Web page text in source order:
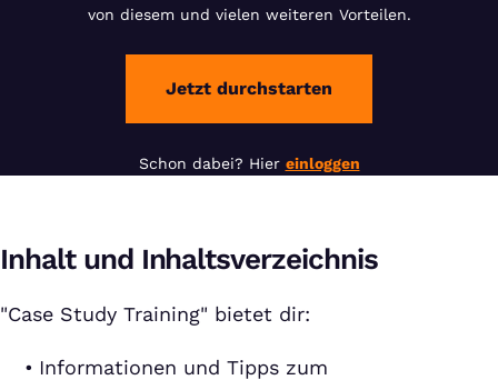
von diesem und vielen weiteren Vorteilen.
Jetzt durchstarten
Schon dabei? Hier einloggen
Inhalt und Inhaltsverzeichnis
"Case Study Training" bietet dir:
Informationen und Tipps zum